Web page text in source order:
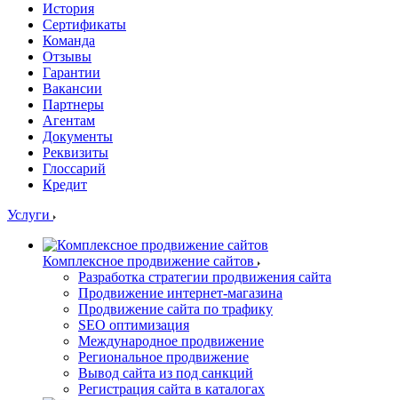
История
Сертификаты
Команда
Отзывы
Гарантии
Вакансии
Партнеры
Агентам
Документы
Реквизиты
Глоссарий
Кредит
Услуги
Комплексное продвижение сайтов
Разработка стратегии продвижения сайта
Продвижение интернет-магазина
Продвижение сайта по трафику
SEO оптимизация
Международное продвижение
Региональное продвижение
Вывод сайта из под санкций
Регистрация сайта в каталогах